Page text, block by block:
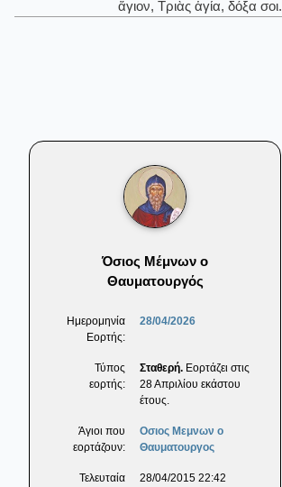
ἅγιον, Τριὰς ἁγία, δόξα σοι.
Όσιος Μέμνων ο
Θαυματουργός
Ημερομηνία
Εορτής:
28/04/2026
Τύπος
εορτής:
Σταθερή. Εορτάζει στις
28 Απριλίου εκάστου
έτους.
Άγιοι που
εορτάζουν:
Οσιος Μεμνων ο
Θαυματουργος
Τελευταία
28/04/2015 22:42